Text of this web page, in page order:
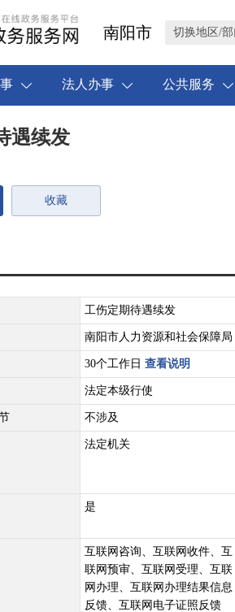
南阳市 切换地区/部
法人办事 公共服务
遇续发
收藏
工伤定期待遇续发
南阳市人力资源和社会保障局
30个工作日 查看说明
法定本级行使
不涉及
法定机关
是
互联网咨询、互联网收件、互
联网预审、互联网受理、互联
网办理、互联网办理结果信息
反馈、互联网电子证照反馈